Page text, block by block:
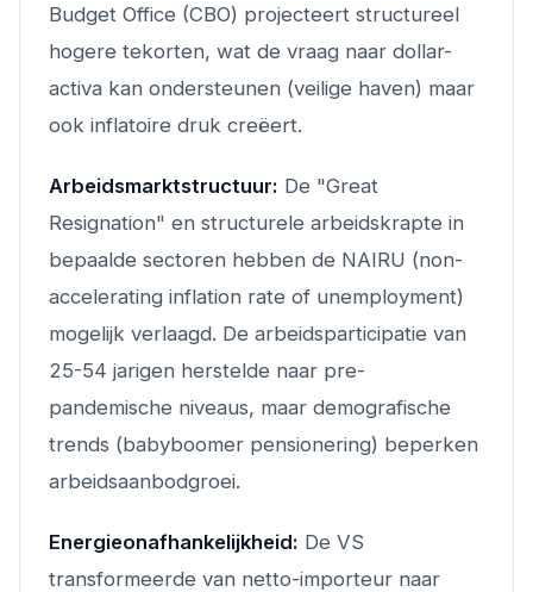
Budget Office (CBO) projecteert structureel
hogere tekorten, wat de vraag naar dollar-
activa kan ondersteunen (veilige haven) maar
ook inflatoire druk creëert.
Arbeidsmarktstructuur: De "Great
Resignation" en structurele arbeidskrapte in
bepaalde sectoren hebben de NAIRU (non-
accelerating inflation rate of unemployment)
mogelijk verlaagd. De arbeidsparticipatie van
25-54 jarigen herstelde naar pre-
pandemische niveaus, maar demografische
trends (babyboomer pensionering) beperken
arbeidsaanbodgroei.
Energieonafhankelijkheid: De VS
transformeerde van netto-importeur naar